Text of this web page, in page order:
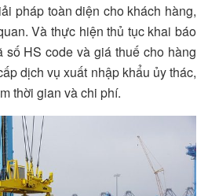
pháp toàn diện cho khách hàng,
Và thực hiện thủ tục khai báo
số HS code và giá thuế cho hàng
dịch vụ xuất nhập khẩu ủy thác,
thời gian và chi phí.